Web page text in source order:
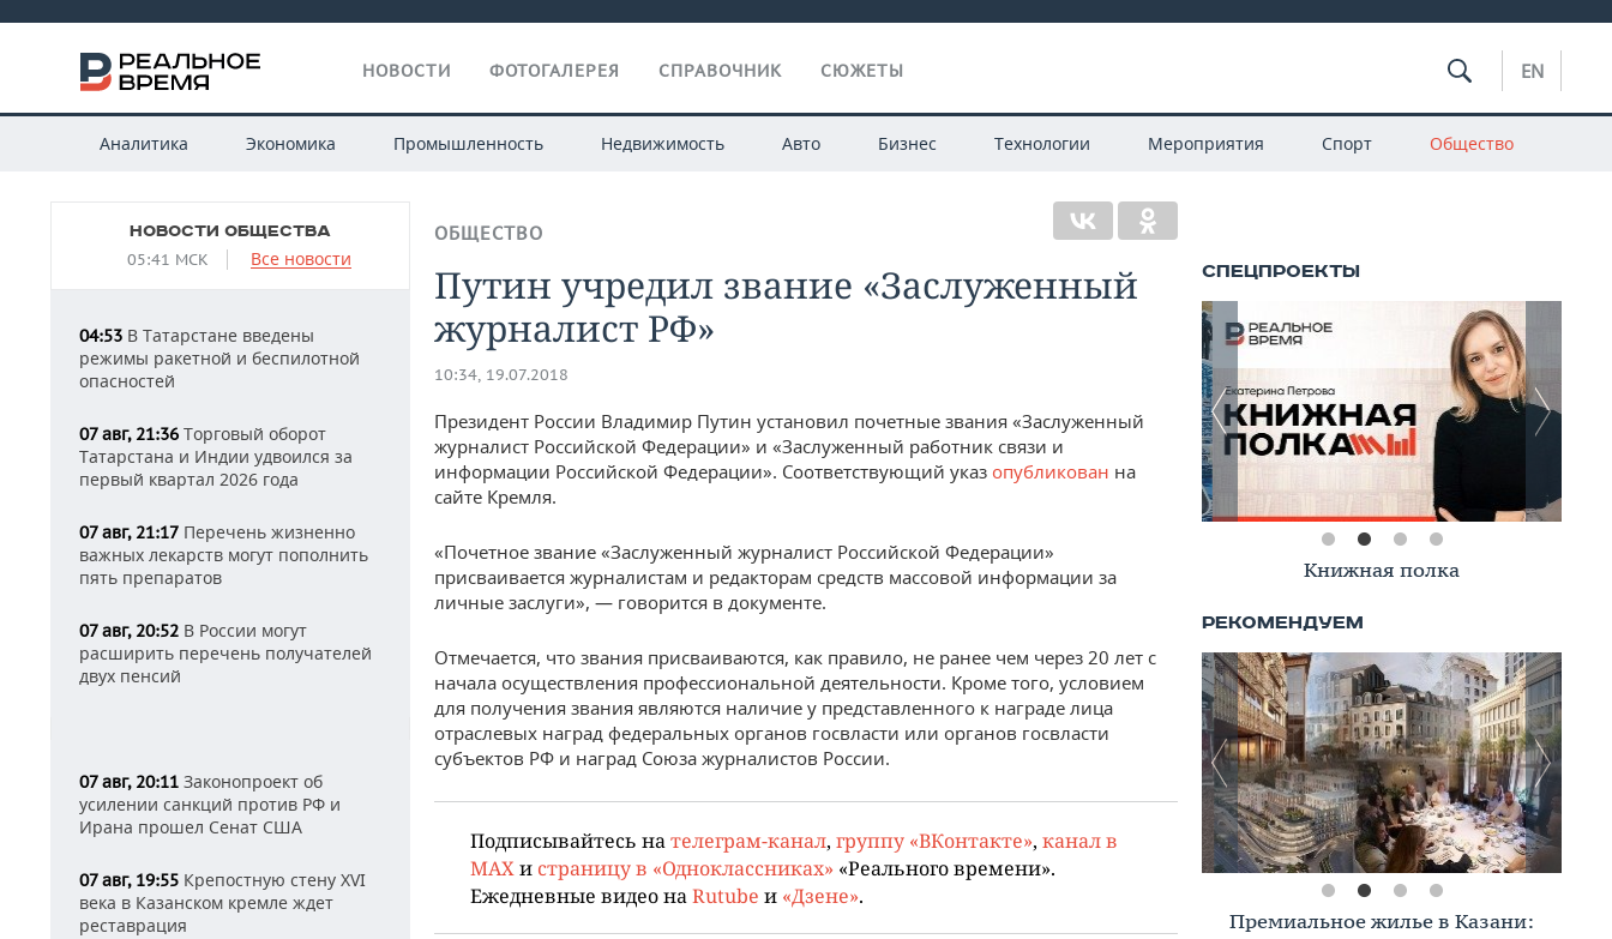
НОВОСТИ ФОТОГАЛЕРЕЯ СПРАВОЧНИК СЮЖЕТЫ EN
Аналитика Экономика Промышленность Недвижимость Авто Бизнес Технологии Мероприятия Спорт Общество
НОВОСТИ ОБЩЕСТВА
05:41 МСК Все новости
04:53 В Татарстане введены
режимы ракетной и беспилотной
опасностей
07 авг, 21:36 Торговый оборот
Татарстана и Индии удвоился за
первый квартал 2026 года
07 авг, 21:17 Перечень жизненно
важных лекарств могут пополнить
пять препаратов
07 авг, 20:52 В России могут
расширить перечень получателей
двух пенсий
07 авг, 20:11 Законопроект об
усилении санкций против РФ и
Ирана прошел Сенат США
07 авг, 19:55 Крепостную стену XVI
века в Казанском кремле ждет
реставрация
ОБЩЕСТВО
Путин учредил звание «Заслуженный
журналист РФ»
10:34, 19.07.2018
Президент России Владимир Путин установил почетные звания «Заслуженный
журналист Российской Федерации» и «Заслуженный работник связи и
информации Российской Федерации». Соответствующий указ опубликован на
сайте Кремля.
«Почетное звание «Заслуженный журналист Российской Федерации»
присваивается журналистам и редакторам средств массовой информации за
личные заслуги», — говорится в документе.
Отмечается, что звания присваиваются, как правило, не ранее чем через 20 лет с
начала осуществления профессиональной деятельности. Кроме того, условием
для получения звания являются наличие у представленного к награде лица
отраслевых наград федеральных органов госвласти или органов госвласти
субъектов РФ и наград Союза журналистов России.
Подписывайтесь на телеграм-канал, группу «ВКонтакте», канал в
MAX и страницу в «Одноклассниках» «Реального времени».
Ежедневные видео на Rutube и «Дзене».
Книжная полка
Премиальное жилье в Казани: